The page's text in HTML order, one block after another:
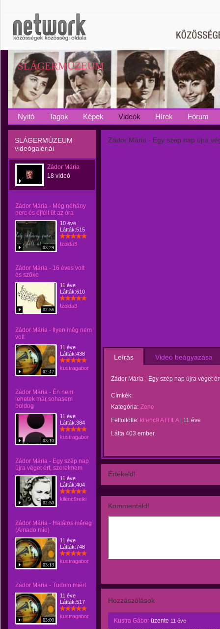
SLÁGERMÚZEUM
Nyitó Tagok Képek Videók Hírek Fórum
SLÁGERMÚZEUM
videógalériái
Zádor Mária
18 videó
Zádor Mária - Még néhány
perc és éjfélt üt az óra
03:29
10 éve
Látták:515
Izolda3
Zádor Mária - 16 éves volt
és szőke
02:56
11 éve
Látták:610
Izolda3
Zádor Mária - Ilyen még nem
volt
02:47
11 éve
Látták:438
kustragabor
Zádor Mária - Én nem
lehetek már sohasem
boldog
03:10
11 éve
Látták:384
kustragabor
Zádor Mária - Egy szép nap
újra véget ért, szerelmem
02:50
11 éve
Látták:404
kilenc9reiki
Zádor Mária - Halálos méreg
(Amado mio)
03:13
11 éve
Látták:748
kustragabor
Zádor Mária - Tudom miért
03:00
11 éve
Látták:517
kustragabor
Zádor Mária - Egy szép nap újra
Leírás Videó beágyazása
Zádor Mária - Egy szép nap újra véget
Címkék:
Kategória: Zene
Feltöltötte: kilenc9 ATTILA| 11 éve
Látta 403 ember.
Értékeld!
Kommentáld!
Hozzászólások
Kustra Gábor üzente 11 éve